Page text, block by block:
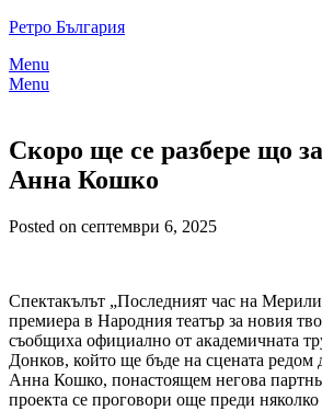
Skip
content
Ретро България
Menu
Menu
Скоро ще се разбере що
Анна Кошко
Posted on септември 6, 2025
Спектакълът „Последният час на
премиера в Народния театър за новия
съобщиха официално от академичната
Донков, който ще бъде на сцената редом
Анна Кошко, понастоящем негова
проекта се проговори още преди няколко